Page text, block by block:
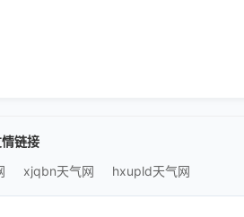
情链接
xjqbn天气网 hxupld天气网